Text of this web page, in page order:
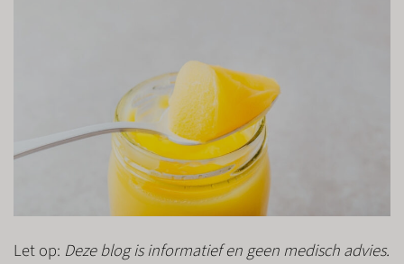
Let op: Deze blog is informatief en geen medisch advies.